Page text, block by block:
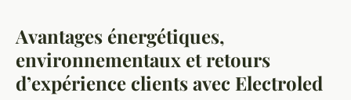
Avantages énergétiques,
environnementaux et retours
d’expérience clients avec Electroled